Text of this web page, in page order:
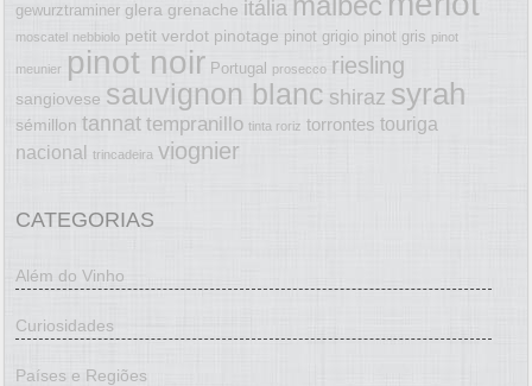
gewurztraminer glera grenache itália
moscatel nebbiolo petit verdot pinotage pinot grigio pinot gris pinot
meunier pinot noir Portugal prosecco riesling
sangiovese sauvignon blanc shiraz syrah
sémillon tannat tempranillo tinta roriz torrontes touriga
nacional trincadeira viognier
CATEGORIAS
Além do Vinho
Curiosidades
Países e Regiões